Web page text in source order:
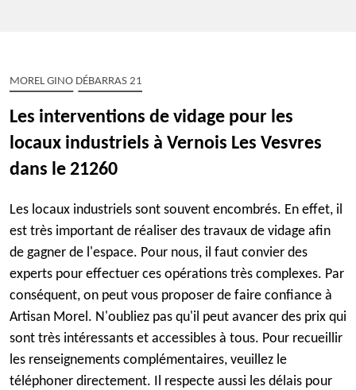
MOREL GINO DÉBARRAS 21
Les interventions de vidage pour les
locaux industriels à Vernois Les Vesvres
dans le 21260
Les locaux industriels sont souvent encombrés. En effet, il
est très important de réaliser des travaux de vidage afin
de gagner de l'espace. Pour nous, il faut convier des
experts pour effectuer ces opérations très complexes. Par
conséquent, on peut vous proposer de faire confiance à
Artisan Morel. N'oubliez pas qu'il peut avancer des prix qui
sont très intéressants et accessibles à tous. Pour recueillir
les renseignements complémentaires, veuillez le
téléphoner directement. Il respecte aussi les délais pour